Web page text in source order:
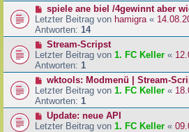
spiele ane biel /4gewinnt aber
Letzter Beitrag von hamigra «
Antworten: 14
Stream-Scripst
Letzter Beitrag von 1. FC Keller «
Antworten: 1
wktools: Modmenü | Stream-
Letzter Beitrag von 1. FC Keller «
Antworten: 1
Update: neue API
Letzter Beitrag von 1. FC Keller «